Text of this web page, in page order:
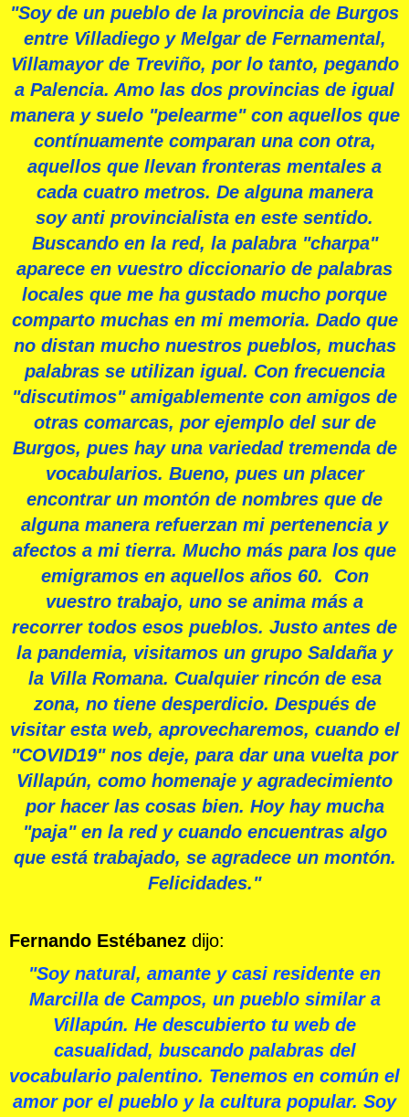
"Soy de un pueblo de la provincia de Burgos
entre Villadiego y Melgar de Fernamental,
Villamayor de Treviño, por lo tanto, pegando
a Palencia. Amo las dos provincias de igual
manera y suelo "pelearme" con aquellos que
contínuamente comparan una con otra,
aquellos que llevan fronteras mentales a
cada cuatro metros. De alguna manera
soy anti provincialista en este sentido.
Buscando en la red, la palabra "charpa"
aparece en vuestro diccionario de palabras
locales que me ha gustado mucho porque
comparto muchas en mi memoria. Dado que
no distan mucho nuestros pueblos, muchas
palabras se utilizan igual. Con frecuencia
"discutimos" amigablemente con amigos de
otras comarcas, por ejemplo del sur de
Burgos, pues hay una variedad tremenda de
vocabularios. Bueno, pues un placer
encontrar un montón de nombres que de
alguna manera refuerzan mi pertenencia y
afectos a mi tierra. Mucho más para los que
emigramos en aquellos años 60. Con
vuestro trabajo, uno se anima más a
recorrer todos esos pueblos. Justo antes de
la pandemia, visitamos un grupo Saldaña y
la Villa Romana. Cualquier rincón de esa
zona, no tiene desperdicio. Después de
visitar esta web, aprovecharemos, cuando el
"COVID19" nos deje, para dar una vuelta por
Villapún, como homenaje y agradecimiento
por hacer las cosas bien. Hoy hay mucha
"paja" en la red y cuando encuentras algo
que está trabajado, se agradece un montón.
Felicidades."
Fernando Estébanez dijo:
"Soy natural, amante y casi residente en
Marcilla de Campos, un pueblo similar a
Villapún. He descubierto tu web de
casualidad, buscando palabras del
vocabulario palentino. Tenemos en común el
amor por el pueblo y la cultura popular. Soy